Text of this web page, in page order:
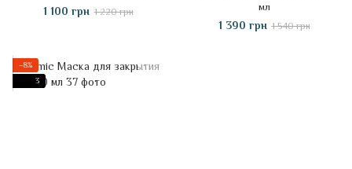
1 100 грн 1 220 грн
мл
1 390 грн 1 540 грн
−8%
3